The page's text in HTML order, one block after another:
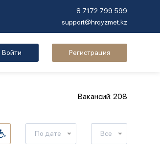
8 7172 799 599
support@hrqyzmet.kz
Войти Регистрация
Вакансий: 208
По дате Все